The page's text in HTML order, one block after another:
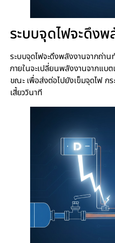
ระบบจุดไฟจะดึงพ
ระบบจุดไฟจะดึงพลังงานจากถ่
ภายในจะเปลี่ยนพลังงานจากแบ
ขณะ เพื่อส่งต่อไปยังเข็มจุดไฟ ก
เสี้ยววินาที